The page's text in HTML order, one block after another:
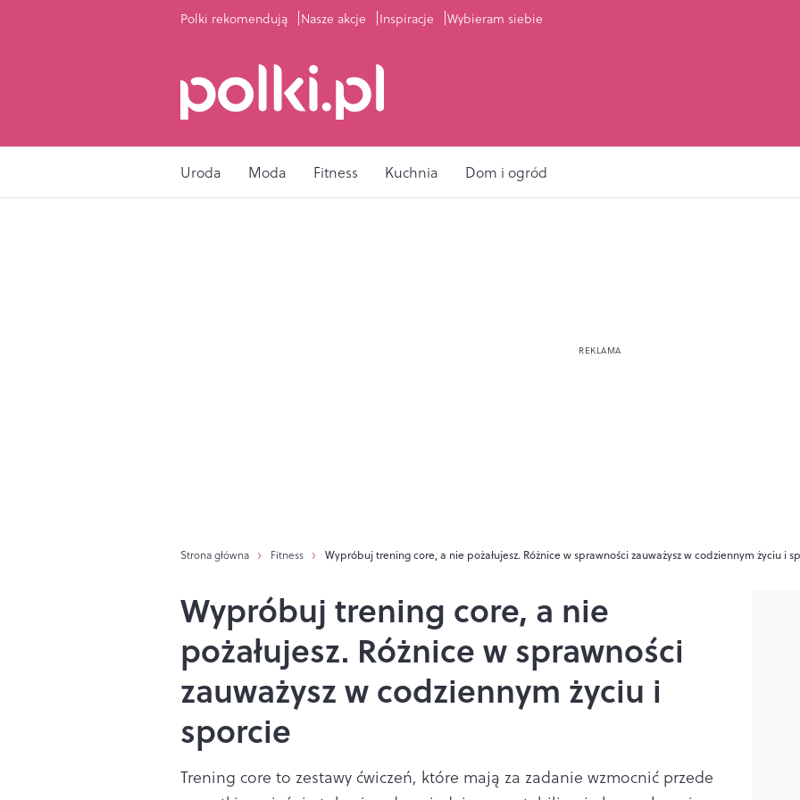
Polki rekomendują Nasze akcje Inspiracje Wybieram siebie
Uroda Moda Fitness Kuchnia Dom i ogród
Strona główna Fitness Wypróbuj trening core, a nie pożałujesz. Różnice w sprawności zauważysz w codziennym życiu i
Wypróbuj trening core, a nie
pożałujesz. Różnice w sprawności
zauważysz w codziennym życiu i
sporcie
Trening core to zestawy ćwiczeń, które mają za zadanie wzmocnić przede